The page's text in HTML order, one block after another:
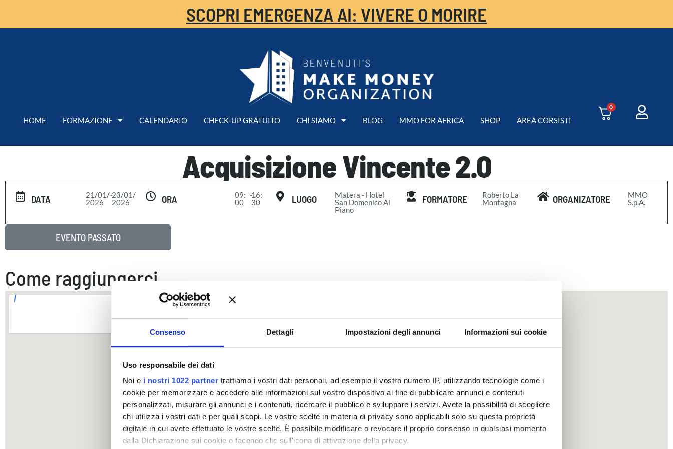
Consenso Dettagli Impostazioni degli annunci Informazioni sui cookie
Uso responsabile dei dati
Noi e i nostri 1022 partner trattiamo i vostri dati personali, ad esempio il vostro numero IP, utilizzando tecnologie come i
cookie per memorizzare e accedere alle informazioni sul vostro dispositivo al fine di pubblicare annunci e contenuti
personalizzati, misurare gli annunci e i contenuti, ricercare il pubblico e sviluppare i servizi. Avete la possibilità di scegliere
chi utilizza i vostri dati e per quali scopi. Le vostre scelte in materia di privacy sono applicabili solo su questa proprietà
digitale in cui avete effettuato le vostre scelte. È possibile modificare o revocare il proprio consenso in qualsiasi momento
dalla Dichiarazione sui cookie o facendo clic sull'icona di attivazione della privacy.
SCOPRI EMERGENZA AI: VIVERE O MORIRE
HOME FORMAZIONE CALENDARIO CHECK-UP GRATUITO CHI SIAMO BLOG MMO FOR AFRICA SHOP AREA CORSISTI
0
Acquisizione Vincente 2.0
DATA
21/01/
2026
-23/01/
2026
ORA
09:
00
-16:
30
LUOGO
Matera - Hotel
San Domenico Al
Piano
FORMATORE
Roberto La
Montagna
ORGANIZATORE
MMO
S.p.A.
EVENTO PASSATO
Come raggiungerci